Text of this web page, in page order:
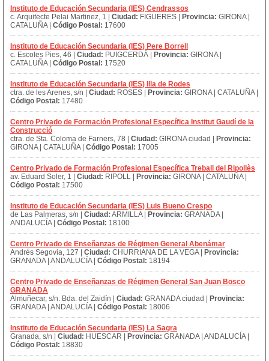
Instituto de Educación Secundaria (IES) Cendrassos
c. Arquitecte Pelai Martinez, 1 | Ciudad: FIGUERES | Provincia: GIRONA |
CATALUÑA | Código Postal: 17600
Instituto de Educación Secundaria (IES) Pere Borrell
c. Escoles Pies, 46 | Ciudad: PUIGCERDÀ | Provincia: GIRONA |
CATALUÑA | Código Postal: 17520
Instituto de Educación Secundaria (IES) Illa de Rodes
ctra. de les Arenes, s/n | Ciudad: ROSES | Provincia: GIRONA | CATALUÑA |
Código Postal: 17480
Centro Privado de Formación Profesional Específica Institut Gaudí de la
Construcció
ctra. de Sta. Coloma de Farners, 78 | Ciudad: GIRONA ciudad |
Provincia:
GIRONA | CATALUÑA | Código Postal: 17005
Centro Privado de Formación Profesional Específica Treball del Ripollès
av. Eduard Soler, 1 | Ciudad: RIPOLL | Provincia: GIRONA | CATALUÑA |
Código Postal: 17500
Instituto de Educación Secundaria (IES) Luis Bueno Crespo
de Las Palmeras, s/n | Ciudad: ARMILLA | Provincia: GRANADA |
ANDALUCÍA | Código Postal: 18100
Centro Privado de Enseñanzas de Régimen General Abenámar
Andrés Segovia, 127 | Ciudad: CHURRIANA DE LA VEGA |
Provincia:
GRANADA | ANDALUCÍA | Código Postal: 18194
Centro Privado de Enseñanzas de Régimen General San Juan Bosco
GRANADA
Almuñecar, s/n. Bda. del Zaidín | Ciudad: GRANADA ciudad |
Provincia:
GRANADA | ANDALUCÍA | Código Postal: 18006
Instituto de Educación Secundaria (IES) La Sagra
Granada, s/n | Ciudad: HUESCAR | Provincia: GRANADA | ANDALUCÍA |
Código Postal: 18830